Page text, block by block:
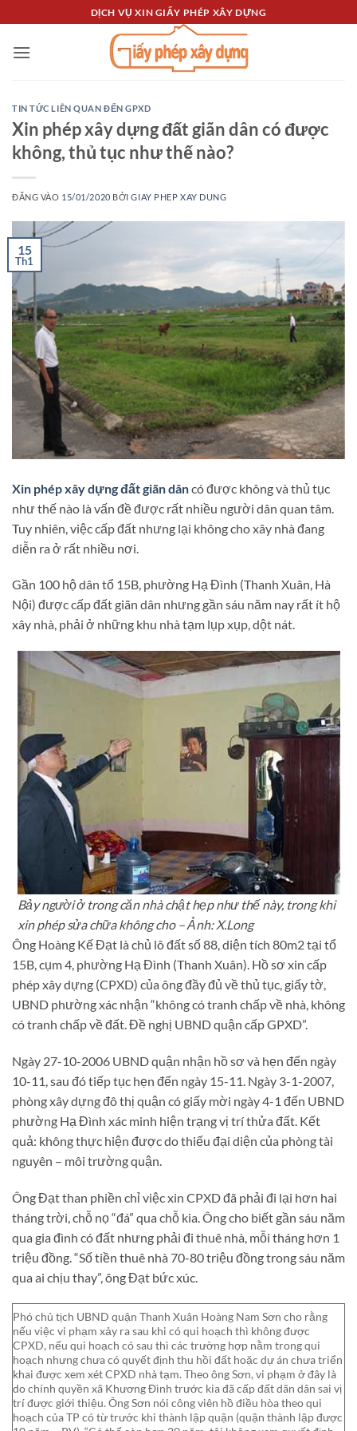
qua
nội
DỊCH VỤ XIN GIẤY PHÉP XÂY DỰNG
TIN TỨC LIÊN QUAN ĐẾN GPXD
Xin phép xây dựng đất giãn dân có được
không, thủ tục như thế nào?
ĐĂNG VÀO 15/01/2020 BỞIGIAY PHEP XAY DUNG
15
Th1
Xin phép xây dựng đất giãn dâncó được không và thủ tục
như thế nào là vấn đề được rất nhiều người dân quan tâm.
Tuy nhiên, việc cấp đất nhưng lại không cho xây nhà đang
diễn ra ở rất nhiều nơi.
Gần 100 hộ dân tổ 15B, phường Hạ Đình (Thanh Xuân, Hà
Nội) được cấp đất giãn dân nhưng gần sáu năm nay rất ít hộ
xây nhà, phải ở những khu nhà tạm lụp xụp, dột nát.
Bảy người ở trong căn nhà chật hẹp như thế này, trong khi
xin phép sửa chữa không cho – Ảnh: X.Long
Ông Hoàng Kế Đạt là chủ lô đất số 88, diện tích 80m2 tại tổ
15B, cụm 4, phường Hạ Đình (Thanh Xuân). Hồ sơ xin cấp
phép xây dựng (CPXD) của ông đầy đủ về thủ tục, giấy tờ,
UBND phường xác nhận “không có tranh chấp về nhà, không
có tranh chấp về đất. Đề nghị UBND quận cấp GPXD”.
Ngày 27-10-2006 UBND quận nhận hồ sơ và hẹn đến ngày
10-11, sau đó tiếp tục hẹn đến ngày 15-11. Ngày 3-1-2007,
phòng xây dựng đô thị quận có giấy mời ngày 4-1 đến UBND
phường Hạ Đình xác minh hiện trạng vị trí thửa đất. Kết
quả: không thực hiện được do thiếu đại diện của phòng tài
nguyên – môi trường quận.
Ông Đạt than phiền chỉ việc xin CPXD đã phải đi lại hơn hai
tháng trời, chỗ nọ “đá” qua chỗ kia. Ông cho biết gần sáu năm
qua gia đình có đất nhưng phải đi thuê nhà, mỗi tháng hơn 1
triệu đồng. “Số tiền thuê nhà 70-80 triệu đồng trong sáu năm
qua ai chịu thay”, ông Đạt bức xúc.
Phó chủ tịch UBND quận Thanh Xuân Hoàng Nam Sơn cho rằng
nếu việc vi phạm xảy ra sau khi có qui hoạch thì không được
CPXD, nếu qui hoạch có sau thì các trường hợp nằm trong qui
hoạch nhưng chưa có quyết định thu hồi đất hoặc dự án chưa triển
khai được xem xét CPXD nhà tạm. Theo ông Sơn, vi phạm ở đây là
do chính quyền xã Khương Đình trước kia đã cấp đất dãn dân sai vị
trí được giới thiệu. Ông Sơn nói công viên hồ điều hòa theo qui
hoạch của TP có từ trước khi thành lập quận (quận thành lập được